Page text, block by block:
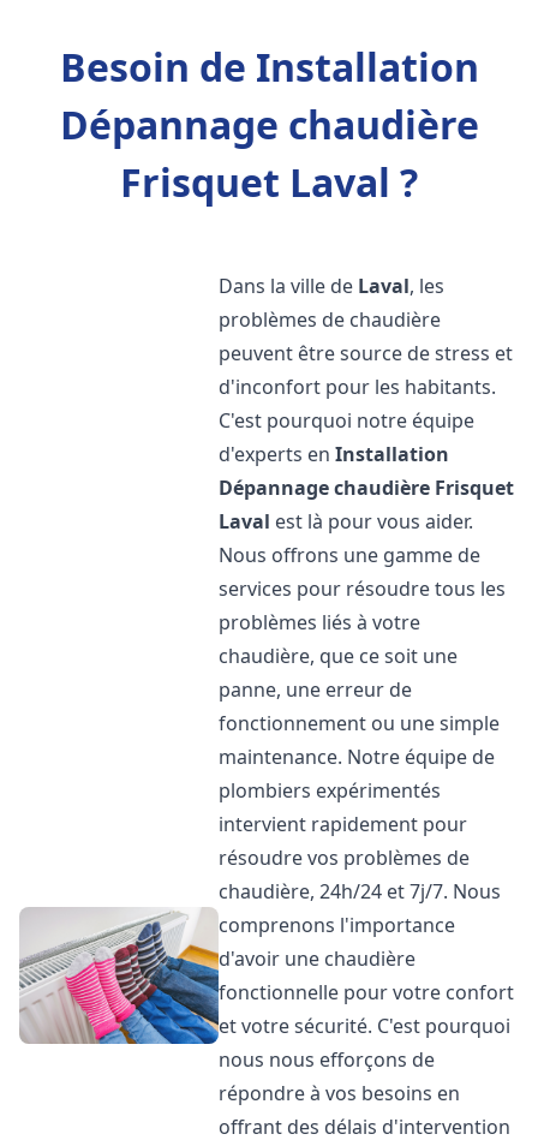
Besoin de Installation
Dépannage chaudière
Frisquet Laval ?
Dans la ville de Laval, les
problèmes de chaudière
peuvent être source de stress et
d'inconfort pour les habitants.
C'est pourquoi notre équipe
d'experts enInstallation
Dépannage chaudière Frisquet
Laval est là pour vous aider.
Nous offrons une gamme de
services pour résoudre tous les
problèmes liés à votre
chaudière, que ce soit une
panne, une erreur de
fonctionnement ou une simple
maintenance. Notre équipe de
plombiers expérimentés
intervient rapidement pour
résoudre vos problèmes de
chaudière, 24h/24 et 7j/7. Nous
comprenons l'importance
d'avoir une chaudière
fonctionnelle pour votre confort
et votre sécurité. C'est pourquoi
nous nous efforçons de
répondre à vos besoins en
offrant des délais d'intervention